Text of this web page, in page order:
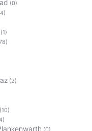
(0)
(1)
(2)
(10)
(0)